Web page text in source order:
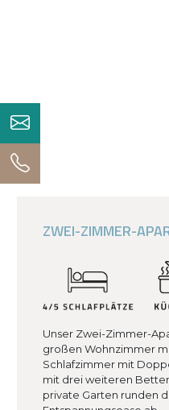
ZWEI-ZIMMER-
Unser Zwei-Zimmer-
großen Wohnzimmer
Schlafzimmer mit
mit drei weiteren
private Garten runden